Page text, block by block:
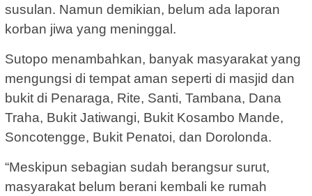
susulan. Namun demikian, belum ada laporan
korban jiwa yang meninggal.
Sutopo menambahkan, banyak masyarakat yang
mengungsi di tempat aman seperti di masjid dan
bukit di Penaraga, Rite, Santi, Tambana, Dana
Traha, Bukit Jatiwangi, Bukit Kosambo Mande,
Soncotengge, Bukit Penatoi, dan Dorolonda.
“Meskipun sebagian sudah berangsur surut,
masyarakat belum berani kembali ke rumah